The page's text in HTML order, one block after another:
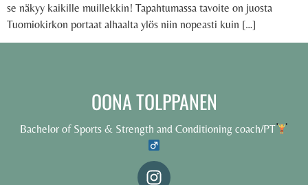
se näkyy kaikille muillekkin! Tapahtumassa tavoite on juosta
Tuomiokirkon portaat alhaalta ylös niin nopeasti kuin […]
OONA TOLPPANEN
Bachelor of Sports & Strength and Conditioning coach/PT